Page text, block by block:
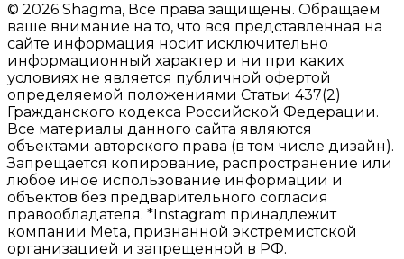
© 2026 Shagma, Все права защищены. Обращаем
ваше внимание на то, что вся представленная на
сайте информация носит исключительно
информационный характер и ни при каких
условиях не является публичной офертой
определяемой положениями Статьи 437(2)
Гражданского кодекса Российской Федерации.
Все материалы данного сайта являются
объектами авторского права (в том числе дизайн).
Запрещается копирование, распространение или
любое иное использование информации и
объектов без предварительного согласия
правообладателя. *Instagram принадлежит
компании Meta, признанной экстремистской
организацией и запрещенной в РФ.